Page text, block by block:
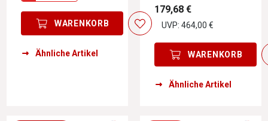
WARENKORB
Ähnliche Artikel
179,68 €
UVP: 464,00 €
WARENKORB
Ähnliche Artikel